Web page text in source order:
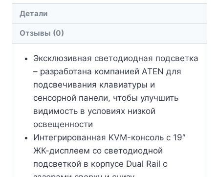
Детали
Отзывы (0)
Эксклюзивная светодиодная подсветка
– разработана компанией ATEN для
подсвечивания клавиатуры и
сенсорной панели, чтобы улучшить
видимость в условиях низкой
освещенности
Интегрированная KVM-консоль с 19″
ЖК-дисплеем со светодиодной
подсветкой в корпусе Dual Rail с